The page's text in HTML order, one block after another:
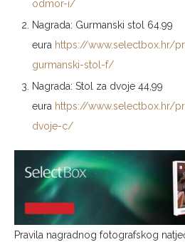
odmor-i/
Nagrada: Gurmanski stol 64.99
eura https://www.selectbox.hr/
gurmanski-stol-f/
Nagrada: Stol za dvoje 44,99
eura https://www.selectbox.hr/
dvoje-c/
Pravila nagradnog fotografskog